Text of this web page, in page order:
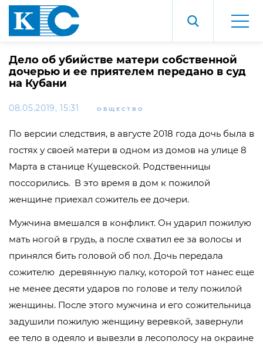
Дело об убийстве матери собственной
дочерью и ее приятелем передано в суд
на Кубани
08.05.2019, 15:31 ОБЩЕСТВО
По версии следствия, в августе 2018 года дочь была в
гостях у своей матери в одном из домов на улице 8
Марта в станице Кущевской. Родственницы
поссорились. В это время в дом к пожилой
женщине приехал сожитель ее дочери.
Мужчина вмешался в конфликт. Он ударил пожилую
мать ногой в грудь, а после схватил ее за волосы и
принялся бить головой об пол. Дочь передала
сожителю деревянную палку, которой тот нанес еще
не менее десяти ударов по голове и телу пожилой
женщины. После этого мужчина и его сожительница
задушили пожилую женщину веревкой, завернули
ее тело в одеяло и вывезли в лесополосу на окраине